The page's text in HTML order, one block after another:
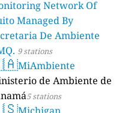
Network Of
Managed By
De Ambiente
9 stations
MiAmbiente
de Ambiente de
5 stations